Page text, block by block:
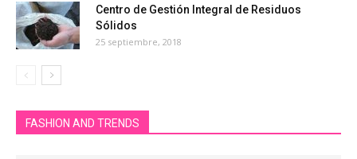
Centro de Gestión Integral de Residuos
Sólidos
25 septiembre, 2018
FASHION AND TRENDS